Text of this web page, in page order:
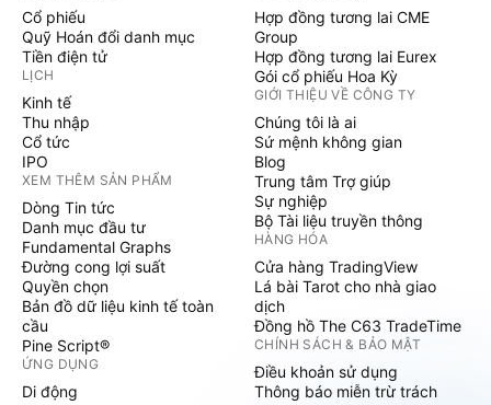
Cổ phiếu
Quỹ Hoán đổi danh mục
Tiền điện tử
LỊCH
Kinh tế
Thu nhập
Cổ tức
IPO
XEM THÊM SẢN PHẨM
Dòng Tin tức
Danh mục đầu tư
Fundamental Graphs
Đường cong lợi suất
Quyền chọn
Bản đồ dữ liệu kinh tế toàn
cầu
Pine Script®
ỨNG DỤNG
Di động
Hợp đồng tương lai CME
Group
Hợp đồng tương lai Eurex
Gói cổ phiếu Hoa Kỳ
GIỚI THIỆU VỀ CÔNG TY
Chúng tôi là ai
Sứ mệnh không gian
Blog
Trung tâm Trợ giúp
Sự nghiệp
Bộ Tài liệu truyền thông
HÀNG HÓA
Cửa hàng TradingView
Lá bài Tarot cho nhà giao
dịch
Đồng hồ The C63 TradeTime
CHÍNH SÁCH & BẢO MẬT
Điều khoản sử dụng
Thông báo miễn trừ trách